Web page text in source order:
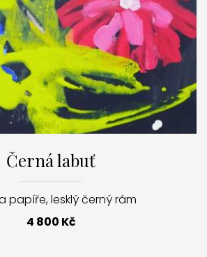
Černá labuť
papíře, lesklý černý rám
4 800 Kč